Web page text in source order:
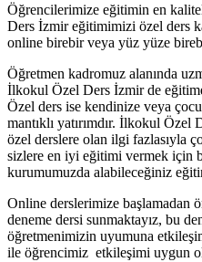
Öğrencilerimize eğitimin en
Ders İzmir eğitimimizi özel ders
online birebir veya yüz yüze
Öğretmen kadromuz alanında
İlkokul Özel Ders İzmir de
Özel ders ise kendinize veya
mantıklı yatırımdır. İlkokul Özel
özel derslere olan ilgi fazlasıyla
sizlere en iyi eğitimi vermek için
kurumumuzda alabileceğiniz
Online derslerimize başlamadan
deneme dersi sunmaktayız, bu
öğretmenimizin uyumuna
ile öğrencimiz etkileşimi uygun